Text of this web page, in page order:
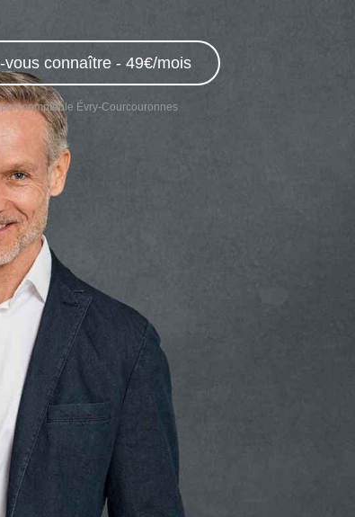
connaître - 49€/mois
comptable Évry-Courcouronnes